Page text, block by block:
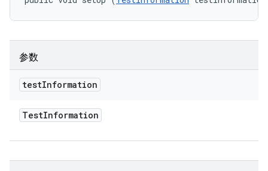
参数
testInformation
TestInformation